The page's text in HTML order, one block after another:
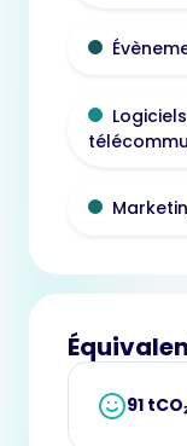
91